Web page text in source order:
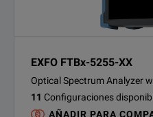
EXFO FTBx-5255-XX
Optical Spectrum Analyzer
11 Configuraciones
AÑADIR PARA